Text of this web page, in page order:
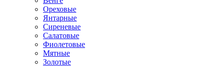
Ореховые
Янтарные
Сиреневые
Салатовые
Фиолетовые
Мятные
Золотые